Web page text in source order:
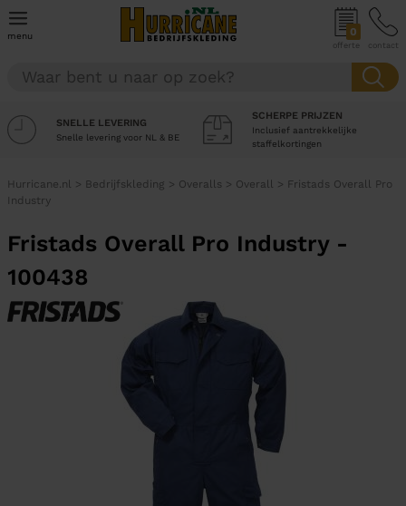
menu 0
offerte contact
SNELLE LEVERING
Snelle levering voor NL & BE
SCHERPE PRIJZEN
Inclusief aantrekkelijke
staffelkortingen
Hurricane.nl > Bedrijfskleding > Overalls > Overall > Fristads Overall Pro
Industry
Fristads Overall Pro Industry -
100438